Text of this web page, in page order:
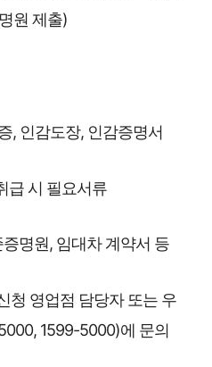
원 제출)
, 인감도장, 인감증명서
급 시 필요서류
명원, 임대차 계약서 등
청 영업점 담당자 또는 우
1599-5000)에 문의